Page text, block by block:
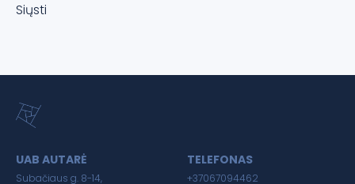
Siųsti
UAB AUTARĖ
Subačiaus g. 8-14,
TELEFONAS
+37067094462